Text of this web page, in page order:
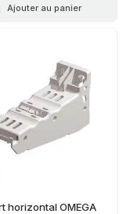
Ajouter au panier
horizontal OMEGA